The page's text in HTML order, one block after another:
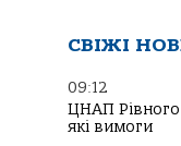
СВІЖІ
09:12
ЦНАП
які вимоги